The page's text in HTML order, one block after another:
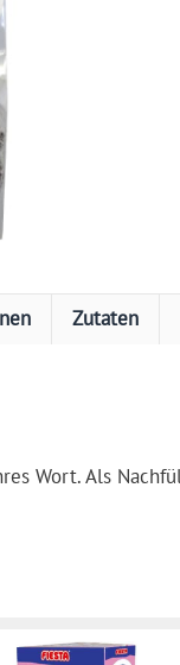
Zutaten
Wort. Als